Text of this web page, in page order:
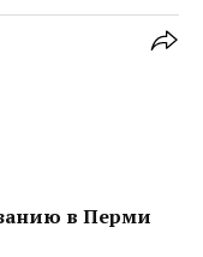
в Перми